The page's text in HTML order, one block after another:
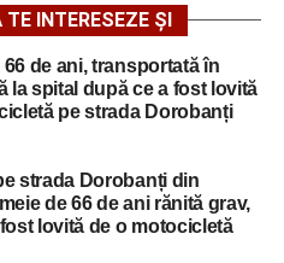
INTERESEZE ȘI
66 de ani, transportată în
la spital după ce a fost lovită
pe strada Dorobanți
strada Dorobanți din
de 66 de ani rănită grav,
lovită de o motocicletă